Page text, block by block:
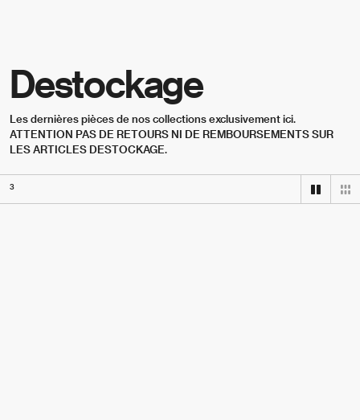
Destockage
Les dernières pièces de nos collections exclusivement ici.
ATTENTION PAS DE RETOURS NI DE REMBOURSEMENTS SUR
LES ARTICLES DESTOCKAGE.
3